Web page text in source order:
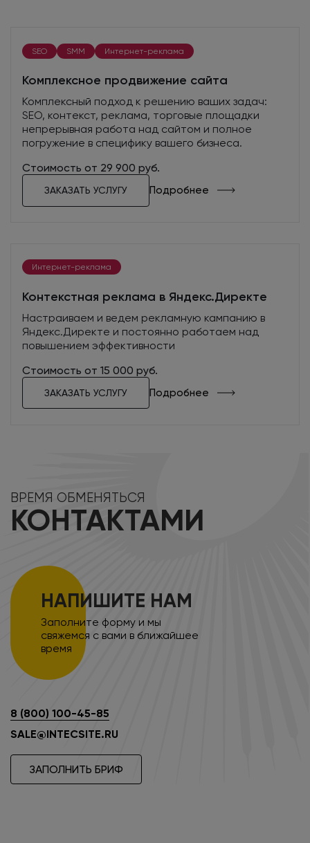
SEO SMM Интернет-реклама
Комплексное продвижение сайта
Комплексный подход к решению ваших задач:
SEO, контекст, реклама, торговые площадки
непрерывная работа над сайтом и полное
погружение в специфику вашего бизнеса.
Стоимость от 29 900 руб.
ЗАКАЗАТЬ УСЛУГУ Подробнее
Интернет-реклама
Контекстная реклама в Яндекс.Директе
Настраиваем и ведем рекламную кампанию в
Яндекс.Директе и постоянно работаем над
повышением эффективности
Стоимость от 15 000 руб.
ЗАКАЗАТЬ УСЛУГУ Подробнее
ВРЕМЯ ОБМЕНЯТЬСЯ
КОНТАКТАМИ
НАПИШИТЕ НАМ
Заполните форму и мы
свяжемся с вами в ближайшее
время
8 (800) 100-45-85
SALE@INTECSITE.RU
ЗАПОЛНИТЬ БРИФ